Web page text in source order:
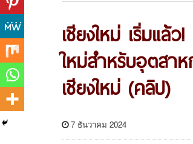
เชียงใหม่ เริ่มแล้
ใหม่สำหรับอุตสาห
เชียงใหม่ (คลิป)
7 ธันวาคม 2024